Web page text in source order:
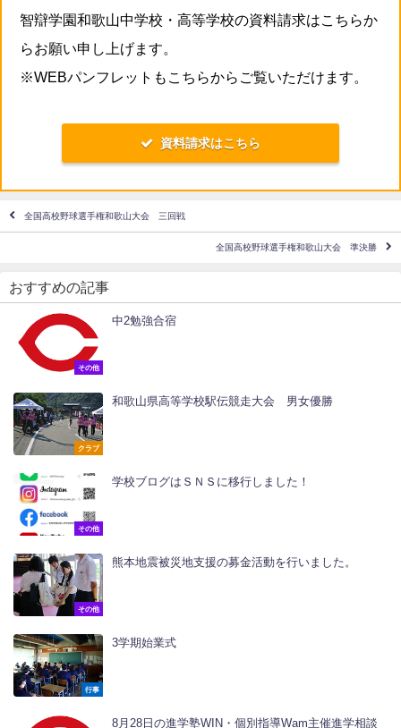
智辯学園和歌山中学校・高等学校の資料請求はこちらか
らお願い申し上げます。
※WEBパンフレットもこちらからご覧いただけます。
資料請求はこちら
全国高校野球選手権和歌山大会 三回戦
全国高校野球選手権和歌山大会 準決勝
おすすめの記事
その他
中2勉強合宿
クラブ
和歌山県高等学校駅伝競走大会 男女優勝
その他
学校ブログはＳＮＳに移行しました！
その他
熊本地震被災地支援の募金活動を行いました。
行事
3学期始業式
8月28日の進学塾WIN・個別指導Wam主催進学相談